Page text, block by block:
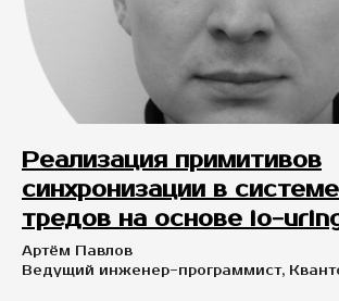
Реализация примитивов
синхронизации в
тредов на основе io-
Артём Павлов
Ведущий инженер-программист,